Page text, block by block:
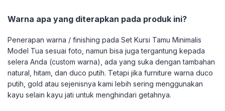
Warna apa yang diterapkan pada produk ini?
Penerapan warna / finishing pada Set Kursi Tamu Minimalis
Model Tua sesuai foto, namun bisa juga tergantung kepada
selera Anda (custom warna), ada yang suka dengan tambahan
natural, hitam, dan duco putih. Tetapi jika furniture warna duco
putih, gold atau sejenisnya kami lebih sering menggunakan
kayu selain kayu jati untuk menghindari getahnya.